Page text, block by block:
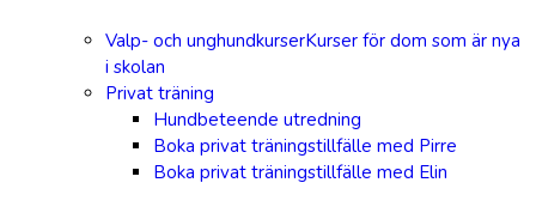
Valp- och unghundkurserKurser för dom som är nya
i skolan
Privat träning
Hundbeteende utredning
Boka privat träningstillfälle med Pirre
Boka privat träningstillfälle med Elin